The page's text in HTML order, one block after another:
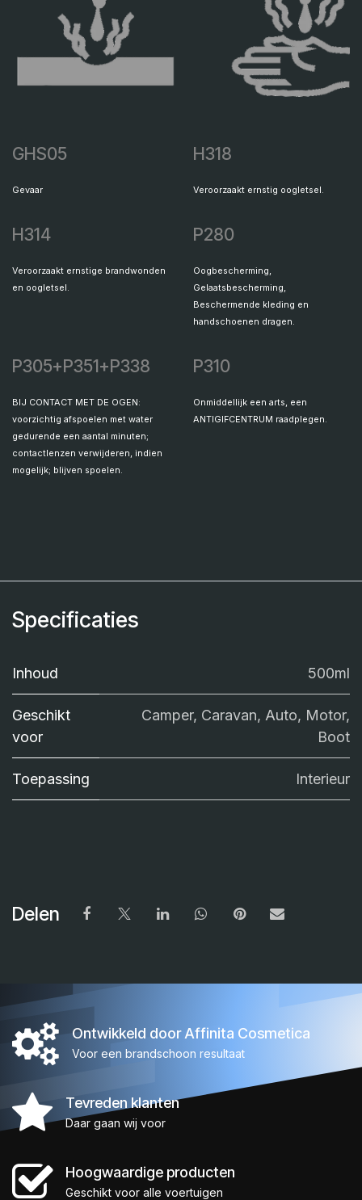
GHS05
Gevaar
H318
Veroorzaakt ernstig oogletsel.
H314
Veroorzaakt ernstige brandwonden
en oogletsel.
P280
Oogbescherming,
Gelaatsbescherming,
Beschermende kleding en
handschoenen dragen.
P305+P351+P338
BIJ CONTACT MET DE OGEN:
voorzichtig afspoelen met water
gedurende een aantal minuten;
contactlenzen verwijderen, indien
mogelijk; blijven spoelen.
P310
Onmiddellijk een arts, een
ANTIGIFCENTRUM raadplegen.
Specificaties
Inhoud 500ml
Geschikt
voor
Camper, Caravan, Auto, Motor,
Boot
Toepassing Interieur
Delen
Ontwikkeld door Affinita Cosmetica
Voor een brandschoon resultaat
Tevreden klanten
Daar gaan wij voor
Hoogwaardige producten
Geschikt voor alle voertuigen